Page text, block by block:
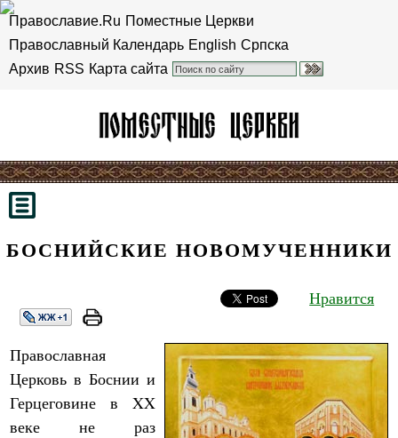
Православие.Ru Поместные Церкви
Православный Календарь English Српска
Архив RSS Карта сайта
БОСНИЙСКИЕ НОВОМУЧЕННИКИ
Нравится
Православная
Церковь в Боснии и
Герцеговине в XX
веке не раз